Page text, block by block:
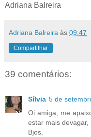
Adriana Balreira
Adriana Balreira às 09:47
Compartilhar
39 comentários:
Sílvia 5 de
Oi amiga, me
estar mais devagar,
Bjos.